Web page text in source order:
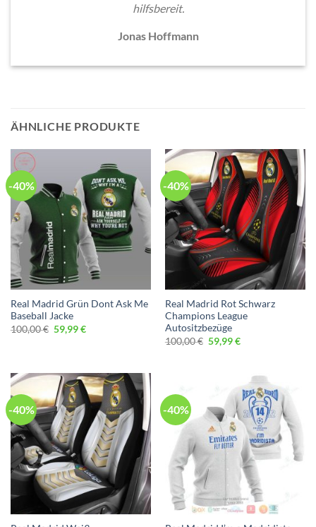
hilfsbereit.
Jonas Hoffmann
ÄHNLICHE PRODUKTE
-40%
Real Madrid Grün Dont Ask Me
Baseball Jacke
100,00€ Ursprünglicher
Preis
59,99€Aktueller
-40%
Real Madrid Rot Schwarz
Champions League
Autositzbezüge
100,00€ Ursprünglicher
Preis
59,99€Aktueller
-40% -40%